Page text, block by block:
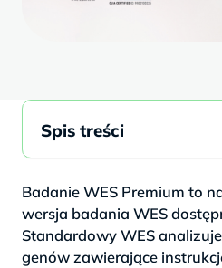
Badanie WES Premium to
wersja badania WES
Standardowy WES
genów zawierające
Spis treści